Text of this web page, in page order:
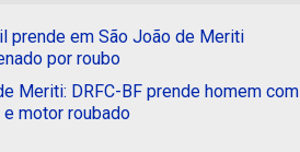
prende em São João de Meriti
por roubo
Meriti: DRFC-BF prende homem com
motor roubado